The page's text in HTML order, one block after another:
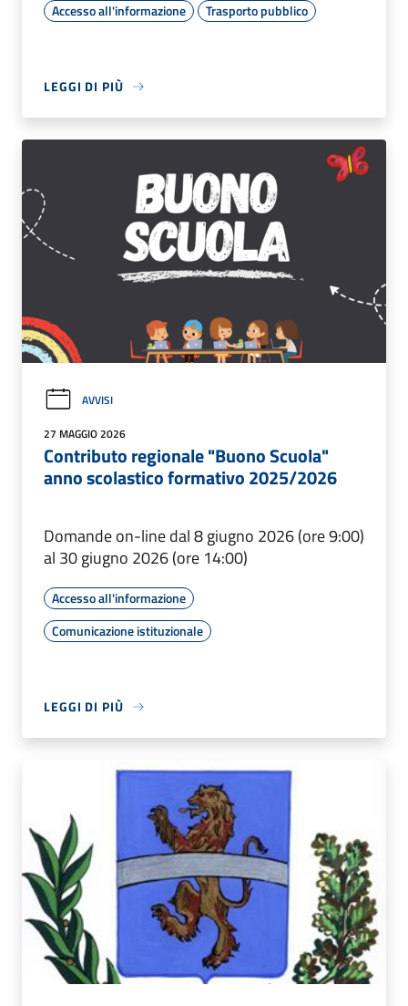
Accesso all'informazione Trasporto pubblico
LEGGI DI PIÙ
AVVISI
27 MAGGIO 2026
Contributo regionale "Buono Scuola"
anno scolastico formativo 2025/2026
Domande on-line dal 8 giugno 2026 (ore 9:00)
al 30 giugno 2026 (ore 14:00)
Accesso all'informazione
Comunicazione istituzionale
LEGGI DI PIÙ